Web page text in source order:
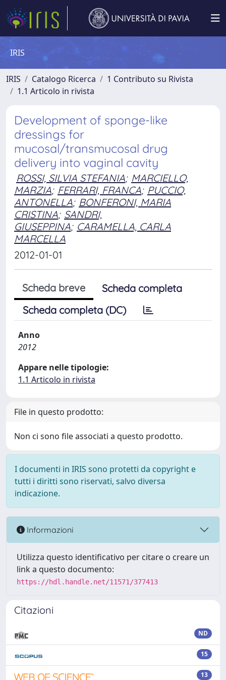
IRIS
IRIS Catalogo Ricerca
1 Contributo su Rivista
1.1 Articolo in rivista
Development of sponge-like
dressings for
mucosal/transmucosal drug
delivery into vaginal cavity
ROSSI, SILVIA STEFANIA; MARCIELLO,
MARZIA; FERRARI, FRANCA; PUCCIO,
ANTONELLA; BONFERONI, MARIA
CRISTINA; SANDRI,
GIUSEPPINA; CARAMELLA, CARLA
MARCELLA
2012-01-01
Scheda breve
Scheda completa
Scheda completa (DC)
Anno
2012
Appare nelle tipologie:
1.1 Articolo in rivista
File in questo prodotto:
Non ci sono file associati a questo prodotto.
I documenti in IRIS sono protetti da copyright e
tutti i diritti sono riservati, salvo diversa
indicazione.
Informazioni
Utilizza questo identificativo per citare o creare un
link a questo documento:
https://hdl.handle.net/11571/377413
Citazioni
ND
15
13